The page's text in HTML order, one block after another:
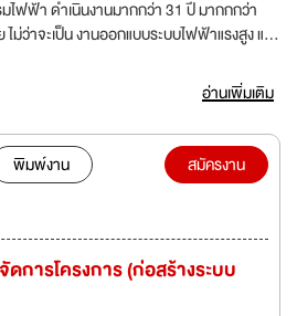
ม่ว่าจะเป็น งานออกแบบระบบไฟฟ้าแรงสูง และ
ยังมีความเชี่ยวชาญในการก่อสร้าง และ ให้คำ
ง มายาวนานกว่า 31 ปี โดยวิศวกรไฟฟ้า และ
มกอล์ฟ รีสอร์ท โรงแรม ห้างสรรพสินค้า
ต่างๆที่มีชื่อเสียงอีกมากมาย รวมไปถึง โรงงาน
นประเทศไทย การให้บริการของเรามุ่งเน้นถึง
บหนึ่ง รวมถึง บุคคลผู้ปฏิบัติงาน ได้ผ่านการ
งคับของบริษัทเรียบร้อยแล้ว
อ่านเพิ่มเติม
พิมพ์งาน
สมัครงาน
การโครงการ (ก่อสร้างระบบ